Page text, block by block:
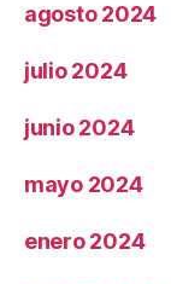
agosto 2024
julio 2024
junio 2024
mayo 2024
enero 2024